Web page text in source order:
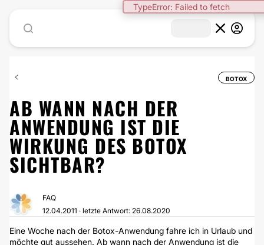
BOTOX
AB WANN NACH DER
ANWENDUNG IST DIE
WIRKUNG DES BOTOX
SICHTBAR?
FAQ
12.04.2011 · letzte Antwort: 26.08.2020
Eine Woche nach der Botox-Anwendung fahre ich in Urlaub und
möchte gut aussehen. Ab wann nach der Anwendung ist die